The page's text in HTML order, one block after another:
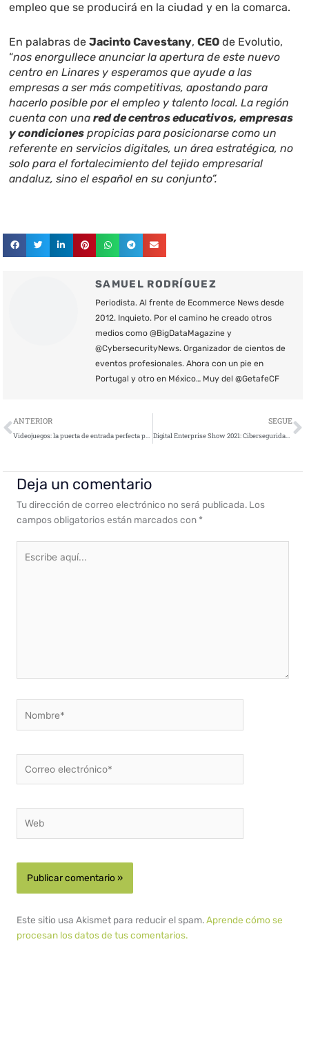
empleo que se producirá en la ciudad y en la comarca.
En palabras deJacinto Cavestany,CEO de Evolutio,
“nos enorgullece anunciar la apertura de este nuevo
centro en Linares y esperamos que ayude a las
empresas a ser más competitivas, apostando para
hacerlo posible por el empleo y talento local. La región
cuenta con unared de centros educativos, empresas
y condiciones propicias para posicionarse como un
referente en servicios digitales, un área estratégica, no
solo para el fortalecimiento del tejido empresarial
andaluz, sino el español en su conjunto”.
SAMUEL RODRÍGUEZ
Periodista. Al frente de Ecommerce News desde
2012. Inquieto. Por el camino he creado otros
medios como @BigDataMagazine y
@CybersecurityNews. Organizador de cientos de
eventos profesionales. Ahora con un pie en
Portugal y otro en México… Muy del @GetafeCF
Ant
ANTERIOR
Videojuegos: la puerta de entrada perfecta para los ciberdelincuentes
SEGUE
Digital Enterprise Show 2021: Ciberseguridad para la transformación digital
Deja un comentario
Tu dirección de correo electrónico no será publicada. Los
campos obligatorios están marcados con *
aquí...
electrónico*
Este sitio usa Akismet para reducir el spam.Aprende cómo se
procesan los datos de tus comentarios.